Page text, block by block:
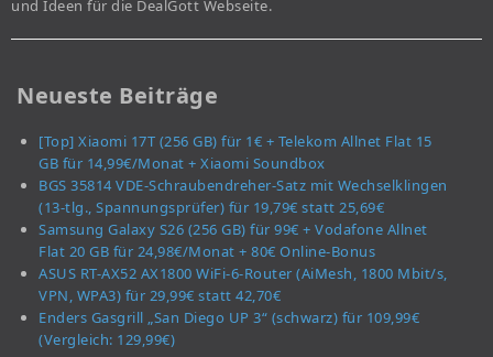
und Ideen für die DealGott Webseite.
Neueste Beiträge
[Top] Xiaomi 17T (256 GB) für 1€ + Telekom Allnet Flat 15
GB für 14,99€/Monat + Xiaomi Soundbox
BGS 35814 VDE-Schraubendreher-Satz mit Wechselklingen
(13-tlg., Spannungsprüfer) für 19,79€ statt 25,69€
Samsung Galaxy S26 (256 GB) für 99€ + Vodafone Allnet
Flat 20 GB für 24,98€/Monat + 80€ Online-Bonus
ASUS RT-AX52 AX1800 WiFi-6-Router (AiMesh, 1800 Mbit/s,
VPN, WPA3) für 29,99€ statt 42,70€
Enders Gasgrill „San Diego UP 3“ (schwarz) für 109,99€
(Vergleich: 129,99€)